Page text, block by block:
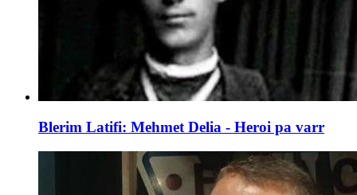
Blerim Latifi: Mehmet Delia - Heroi pa varr